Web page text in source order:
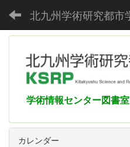
学術情報センター図書室
カレンダー